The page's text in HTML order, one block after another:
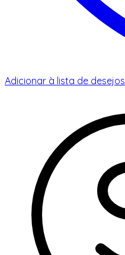
Adicionar à lista de desejos